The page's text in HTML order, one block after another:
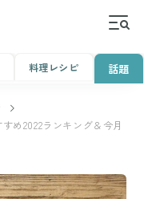
料理レシピ 話題
め2022ランキング＆今月